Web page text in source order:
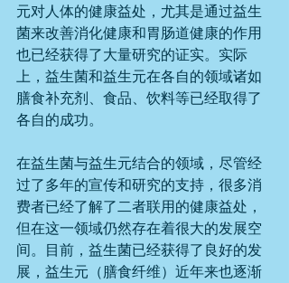
元对人体的健康益处，尤其是通过益生
菌来改善消化健康和胃肠道健康的作用
也已经获得了大量研究的证实。实际
上，益生菌和益生元在各自的领域诸如
膳食补充剂、食品、饮料等已经取得了
各自的成功。
在益生菌与益生元结合的领域，尽管经
过了多年的宣传和研究的支持，很多消
费者已经了解了二者联用的健康益处，
但在这一领域仍然存在着很大的发展空
间。目前，益生菌已经获得了良好的发
展，益生元（膳食纤维）近年来也逐渐